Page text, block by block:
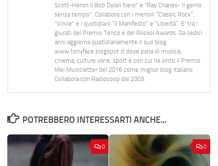
Scott-Heron Il Bob Dylan Nero" e "Ray Charles- Il genio
senza tempo". Collabora con i mensili “Classic Rock”,
"Vinile" e i quotidiani “Il Manifesto” e “Libertà”. E' tra i
giurati del Premio Tenco e del Rockol Awards. Da sedici
anni aggiorna quotidianamente il suo blog
www.tonyface.blogspot.it dove parla di musica,
cinema, culture varie, sport e con cui ha vinto il Premio
Mei Musicletter del 2016 come miglior blog italiano.
Collabora con Radiocoop dal 2003.
POTREBBERO INTERESSARTI ANCHE...
0 0